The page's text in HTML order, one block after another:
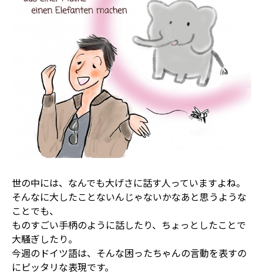
世の中には、なんでも大げさに話す人っていますよね。
そんなに大したことないんじゃないかなあと思うような
ことでも、
ものすごい手柄のように話したり、ちょっとしたことで
大騒ぎしたり。
今週のドイツ語は、そんな困ったちゃんの言動を表すの
にピッタリな表現です。